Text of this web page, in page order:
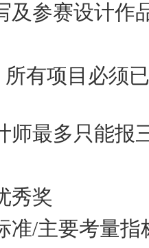
及参赛设计作
所有项目必须
师最多只能报
秀奖
准/主要考量指